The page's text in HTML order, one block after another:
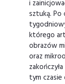
i
sztuką. Po
którego
obrazów
oraz
tym czasie